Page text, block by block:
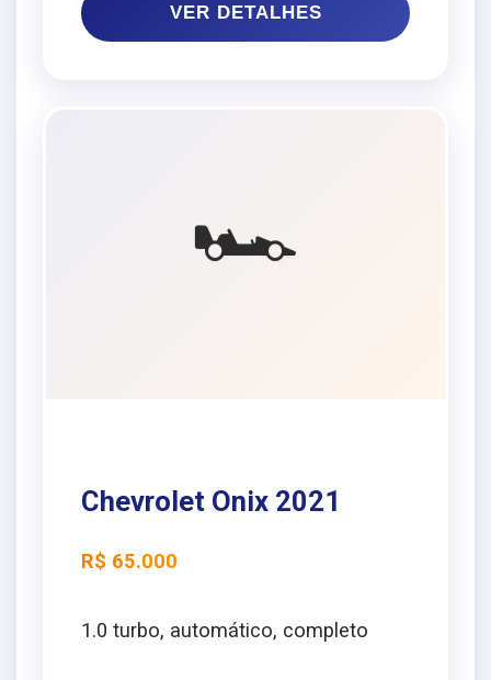
VER DETALHES
🏎️
Chevrolet Onix 2021
R$ 65.000
1.0 turbo, automático, completo